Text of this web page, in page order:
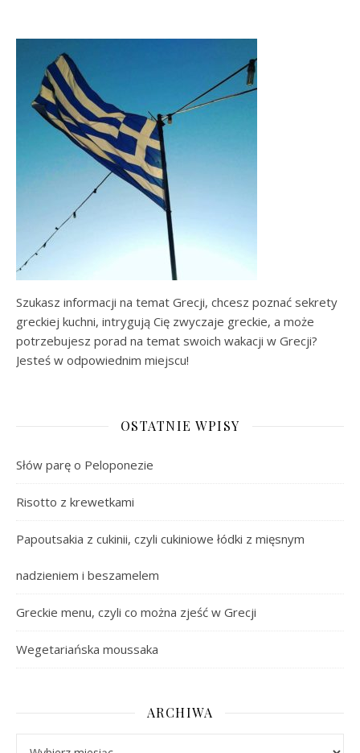
Szukasz informacji na temat Grecji, chcesz poznać sekrety
greckiej kuchni, intrygują Cię zwyczaje greckie, a może
potrzebujesz porad na temat swoich wakacji w Grecji?
Jesteś w odpowiednim miejscu!
OSTATNIE WPISY
Słów parę o Peloponezie
Risotto z krewetkami
Papoutsakia z cukinii, czyli cukiniowe łódki z mięsnym
nadzieniem i beszamelem
Greckie menu, czyli co można zjeść w Grecji
Wegetariańska moussaka
ARCHIWA